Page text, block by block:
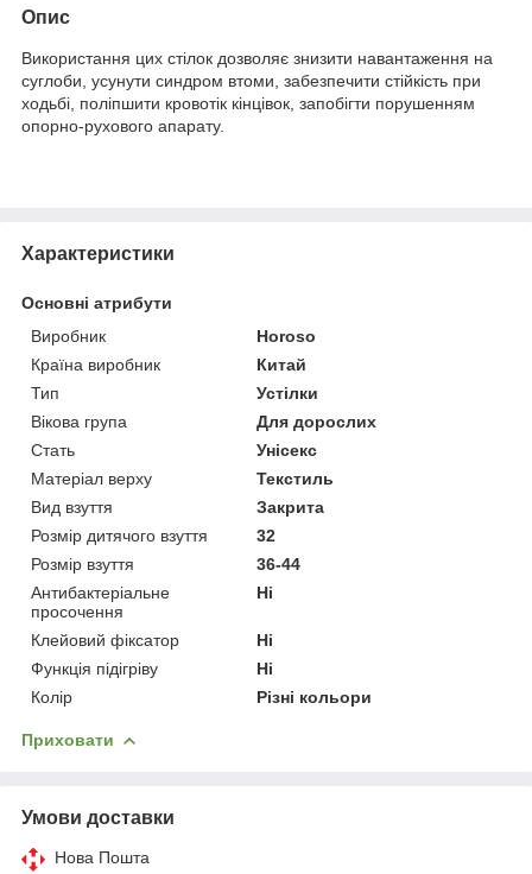
Опис
Використання цих стілок дозволяє знизити навантаження на
суглоби, усунути синдром втоми, забезпечити стійкість при
ходьбі, поліпшити кровотік кінцівок, запобігти порушенням
опорно-рухового апарату.
Характеристики
Основні атрибути
Виробник
Horoso
Країна виробник
Китай
Тип
Устілки
Вікова група
Для дорослих
Стать
Унісекс
Матеріал верху
Текстиль
Вид взуття
Закрита
Розмір дитячого взуття
32
Розмір взуття
36-44
Антибактеріальне
просочення
Ні
Клейовий фіксатор
Ні
Функція підігріву
Ні
Колір
Різні кольори
Приховати
Умови доставки
Нова Пошта